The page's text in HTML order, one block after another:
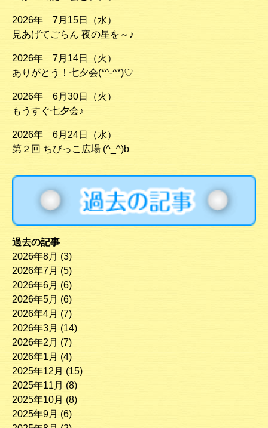
2026年 7月15日（水）
見あげてごらん 夜の星を～♪
2026年 7月14日（火）
ありがとう！七夕会(*^-^*)♡
2026年 6月30日（火）
もうすぐ七夕会♪
2026年 6月24日（水）
第２回 ちびっこ広場 (^_^)b
過去の記事
2026年8月 (3)
2026年7月 (5)
2026年6月 (6)
2026年5月 (6)
2026年4月 (7)
2026年3月 (14)
2026年2月 (7)
2026年1月 (4)
2025年12月 (15)
2025年11月 (8)
2025年10月 (8)
2025年9月 (6)